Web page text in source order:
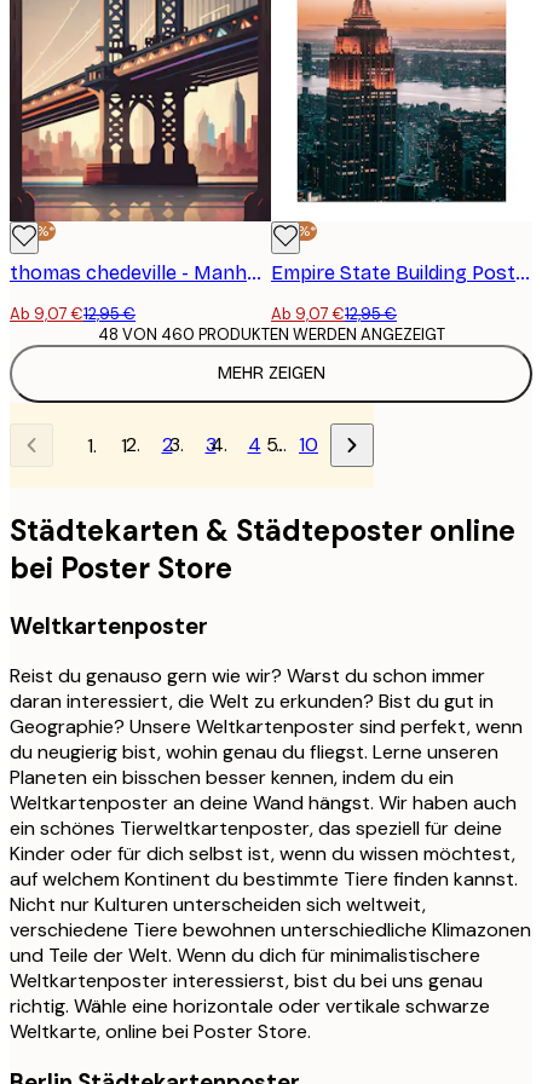
-30%*
thomas chedeville - Manhattan Bridge New York Sonnenuntergang Poster
Ab 9,07 €12,95 €
-30%*
Empire State Building Poster
Ab 9,07 €12,95 €
MEHR ZEIGEN
48 VON 460 PRODUKTEN WERDEN ANGEZEIGT
1 2 3 4 … 10
Städtekarten & Städteposter online
bei Poster Store
Weltkartenposter
Reist du genauso gern wie wir? Warst du schon immer
daran interessiert, die Welt zu erkunden? Bist du gut in
Geographie? Unsere Weltkartenposter sind perfekt, wenn
du neugierig bist, wohin genau du fliegst. Lerne unseren
Planeten ein bisschen besser kennen, indem du ein
Weltkartenposter an deine Wand hängst. Wir haben auch
ein schönes Tierweltkartenposter, das speziell für deine
Kinder oder für dich selbst ist, wenn du wissen möchtest,
auf welchem ​​Kontinent du bestimmte Tiere finden kannst.
Nicht nur Kulturen unterscheiden sich weltweit,
verschiedene Tiere bewohnen unterschiedliche Klimazonen
und Teile der Welt. Wenn du dich für minimalistischere
Weltkartenposter interessierst, bist du bei uns genau
richtig. Wähle eine horizontale oder vertikale schwarze
Weltkarte, online bei Poster Store.